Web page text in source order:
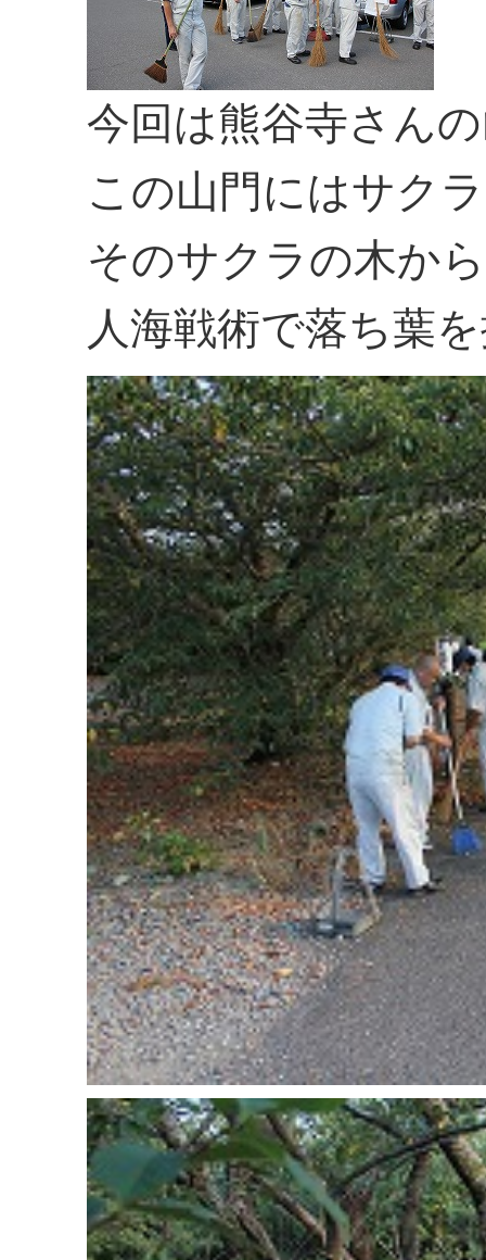
今回は熊谷寺さん
この山門にはサク
そのサクラの木か
人海戦術で落ち葉